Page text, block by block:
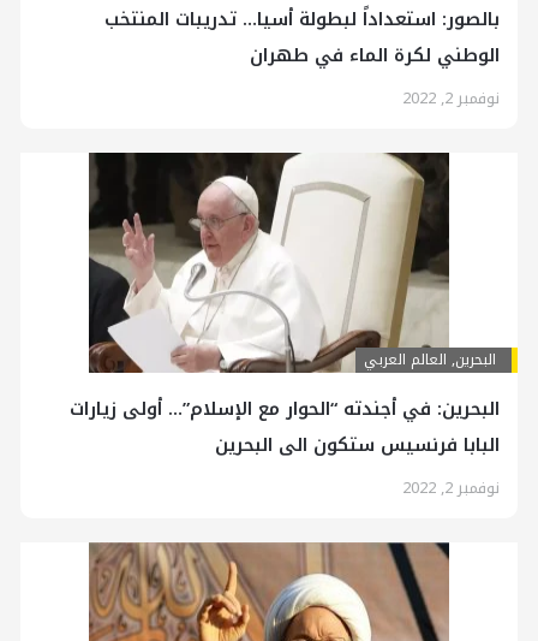
بالصور: استعداداً لبطولة أسيا… تدريبات المنتخب
الوطني لكرة الماء في طهران
نوفمبر 2, 2022
البحرين, العالم العربي
البحرين: في أجندته “الحوار مع الإسلام”… أولى زيارات
البابا فرنسيس ستكون الى البحرين
نوفمبر 2, 2022